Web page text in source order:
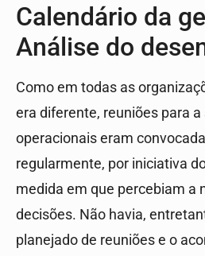
Calendário da
Análise do
Como em todas as
era diferente, reuniões para
operacionais eram
regularmente, por iniciativa
medida em que percebiam a
decisões. Não havia,
planejado de reuniões e o